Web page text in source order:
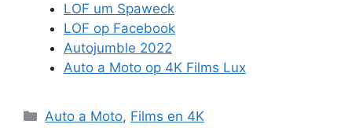
LOF um Spaweck
LOF op Facebook
Autojumble 2022
Auto a Moto op 4K Films Lux
Catégories
Auto a Moto, Films en 4K